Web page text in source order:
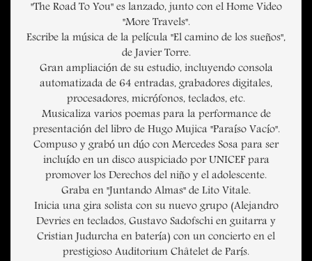
"The Road To You" es lanzado, junto con el Home Video
"More Travels".
Escribe la música de la película "El camino de los sueños",
de Javier Torre.
Gran ampliación de su estudio, incluyendo consola
automatizada de 64 entradas, grabadores digitales,
procesadores, micrófonos, teclados, etc.
Musicaliza varios poemas para la performance de
presentación del libro de Hugo Mujica "Paraíso Vacío".
Compuso y grabó un dúo con Mercedes Sosa para ser
incluído en un disco auspiciado por UNICEF para
promover los Derechos del niño y el adolescente.
Graba en "Juntando Almas" de Lito Vitale.
Inicia una gira solista con su nuevo grupo (Alejandro
Devries en teclados, Gustavo Sadofschi en guitarra y
Cristian Judurcha en batería) con un concierto en el
prestigioso Auditorium Châtelet de París.